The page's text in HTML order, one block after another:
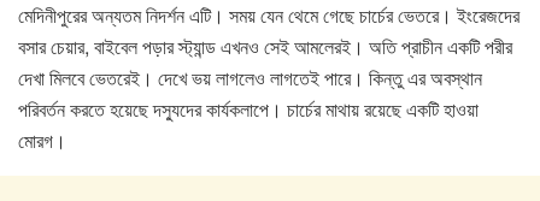
মেদিনীপুরের অন্যতম নিদর্শন এটি। সময় যেন থেমে গেছে চার্চের ভেতরে। ইংরেজদের
বসার চেয়ার, বাইবেল পড়ার স্ট্যান্ড এখনও সেই আমলেরই। অতি প্রাচীন একটি পরীর
দেখা মিলবে ভেতরেই। দেখে ভয় লাগলেও লাগতেই পারে। কিন্তু এর অবস্থান
পরিবর্তন করতে হয়েছে দস্যুদের কার্যকলাপে। চার্চের মাথায় রয়েছে একটি হাওয়া
মোরগ।